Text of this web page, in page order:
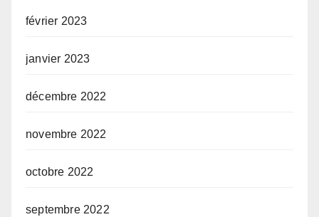
février 2023
janvier 2023
décembre 2022
novembre 2022
octobre 2022
septembre 2022